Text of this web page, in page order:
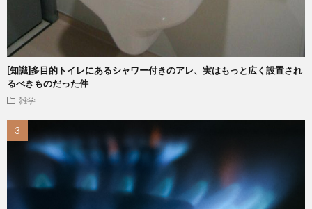
[知識]多目的トイレにあるシャワー付きのアレ、実はもっと広く設置され
るべきものだった件
雑学